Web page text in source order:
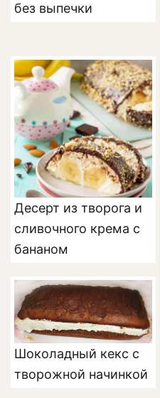
без выпечки
Десерт из творога и
сливочного крема с
бананом
Шоколадный кекс с
творожной начинкой